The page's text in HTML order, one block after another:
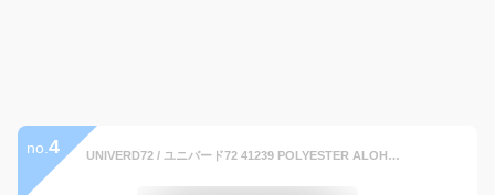
no. 4 UNIVERD72 / ユニバード72 41239 POLYESTER ALOHA SHIRT (ANIMAL) / アロハシャツ (アニマル) -全2色- 半袖シャツ レオパード ゼブラ アロハ メンズ 大きいサイズ ポリエステル アメカジ カジュアル [41239]